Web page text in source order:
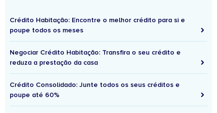
Crédito Habitação: Encontre o melhor crédito para si e
poupe todos os meses
Negociar Crédito Habitação: Transfira o seu crédito e
reduza a prestação da casa
Crédito Consolidado: Junte todos os seus créditos e
poupe até 60%